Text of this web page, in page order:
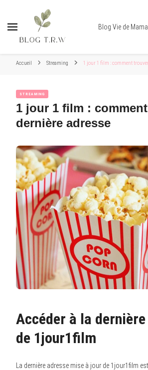
Blog Vie de
Accueil Streaming 1 jour 1 film : comment
STREAMING
1 jour 1 film :
dernière adresse
Accéder à la
de 1jour1film
La dernière adresse mise à jour de 1jour1film est